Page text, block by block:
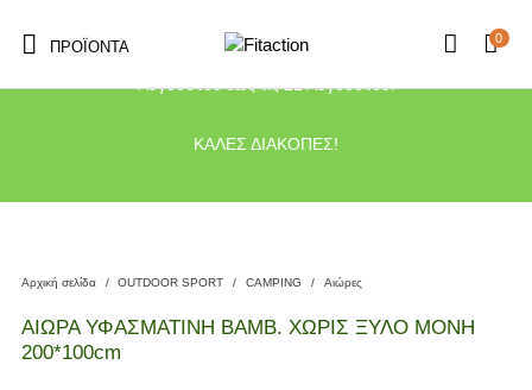
Το κατάστημα μας θα παραμείνει κλειστό λόγω διακοπών από τις 10
Αυγούστου έως τις 21 Αυγούστου.
ΚΑΛΕΣ ΔΙΑΚΟΠΕΣ!
ΠΡΟΪΌΝΤΑ
0
Αρχική σελίδα / OUTDOOR SPORT / CAMPING / Αιώρες
ΑΙΩΡΑ ΥΦΑΣΜΑΤΙΝΗ ΒΑΜΒ. ΧΩΡΙΣ ΞΥΛΟ ΜΟΝΗ
200*100cm